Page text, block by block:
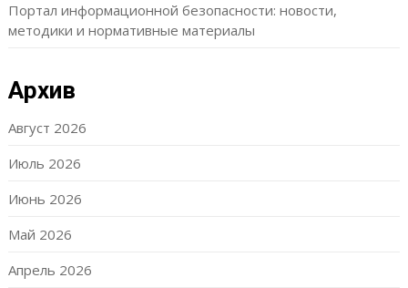
Портал информационной безопасности: новости,
методики и нормативные материалы
Архив
Август 2026
Июль 2026
Июнь 2026
Май 2026
Апрель 2026